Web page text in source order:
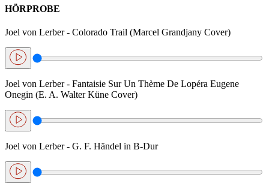
HÖRPROBE
Joel von Lerber - Colorado Trail (Marcel Grandjany Cover)
Joel von Lerber - Fantaisie Sur Un Thème De Lopéra Eugene
Onegin (E. A. Walter Küne Cover)
Joel von Lerber - G. F. Händel in B-Dur